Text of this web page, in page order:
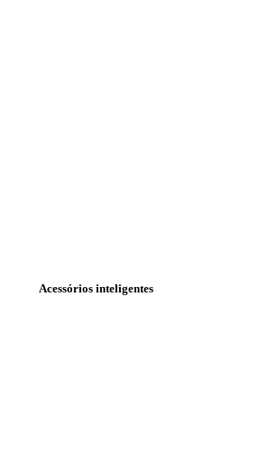
Acessórios inteligentes